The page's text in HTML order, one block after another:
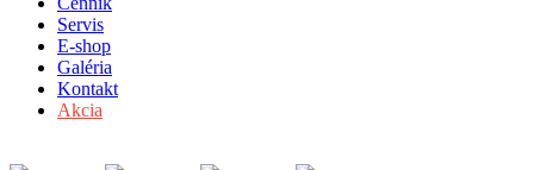
Servis
E-shop
Galéria
Kontakt
Akcia